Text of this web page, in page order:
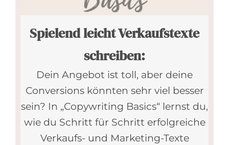
Spielend leicht Verkaufstexte
schreiben:
Dein Angebot ist toll, aber deine
Conversions könnten sehr viel besser
sein? In „Copywriting Basics“ lernst du,
wie du Schritt für Schritt erfolgreiche
Verkaufs- und Marketing-Texte